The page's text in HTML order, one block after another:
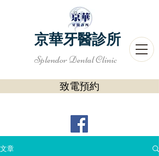
致電預約
京華牙醫診所
Splendor Dental Clinic
文章